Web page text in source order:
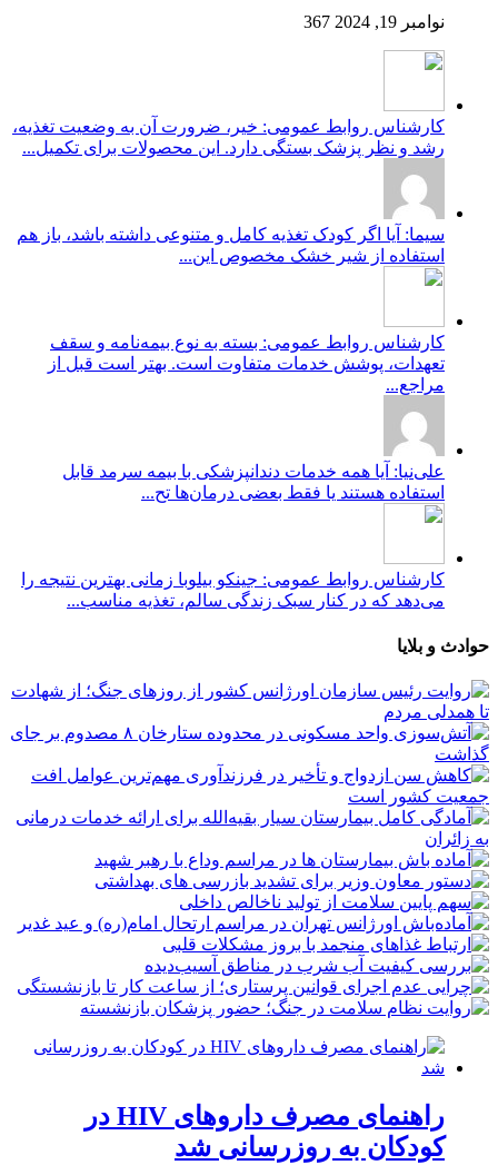
نوامبر 19, 2024 367
کارشناس روابط عمومی: خیر، ضرورت آن به وضعیت تغذیه،
رشد و نظر پزشک بستگی دارد. این محصولات برای تکمیل...
سیما: آیا اگر کودک تغذیه کامل و متنوعی داشته باشد، باز هم
استفاده از شیر خشک مخصوص این...
کارشناس روابط عمومی: بسته به نوع بیمه‌نامه و سقف
تعهدات، پوشش خدمات متفاوت است. بهتر است قبل از
مراجع...
علی‌نیا: آیا همه خدمات دندانپزشکی با بیمه سرمد قابل
استفاده هستند یا فقط بعضی درمان‌ها تح...
کارشناس روابط عمومی: جینکو بیلوبا زمانی بهترین نتیجه را
می‌دهد که در کنار سبک زندگی سالم، تغذیه مناسب...
حوادث و بلایا
راهنمای مصرف داروهای HIV در
کودکان به روزرسانی شد